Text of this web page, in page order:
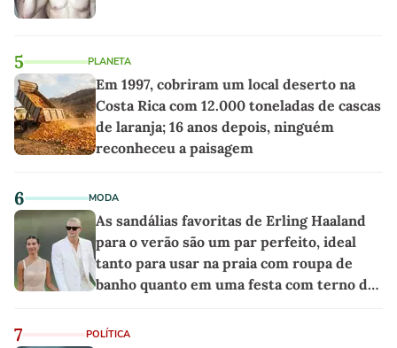
5 PLANETA
Em 1997, cobriram um local deserto na
Costa Rica com 12.000 toneladas de cascas
de laranja; 16 anos depois, ninguém
reconheceu a paisagem
6 MODA
As sandálias favoritas de Erling Haaland
para o verão são um par perfeito, ideal
tanto para usar na praia com roupa de
banho quanto em uma festa com terno de
7 POLÍTICA